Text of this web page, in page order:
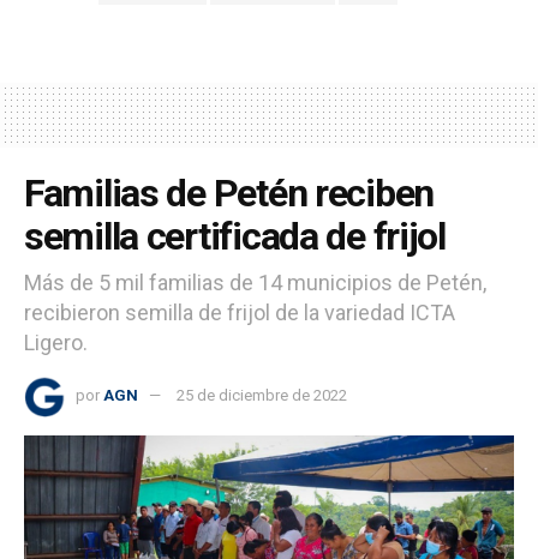
Familias de Petén reciben
semilla certificada de frijol
Más de 5 mil familias de 14 municipios de Petén,
recibieron semilla de frijol de la variedad ICTA
Ligero.
por AGN 25 de diciembre de 2022